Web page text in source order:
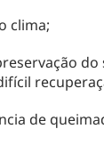
clima;
do
de